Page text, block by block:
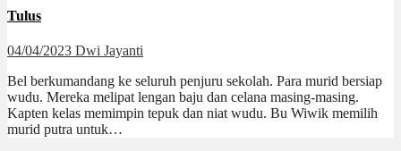
Tulus
04/04/2023 Dwi Jayanti
Bel berkumandang ke seluruh penjuru sekolah. Para murid bersiap
wudu. Mereka melipat lengan baju dan celana masing-masing.
Kapten kelas memimpin tepuk dan niat wudu. Bu Wiwik memilih
murid putra untuk…